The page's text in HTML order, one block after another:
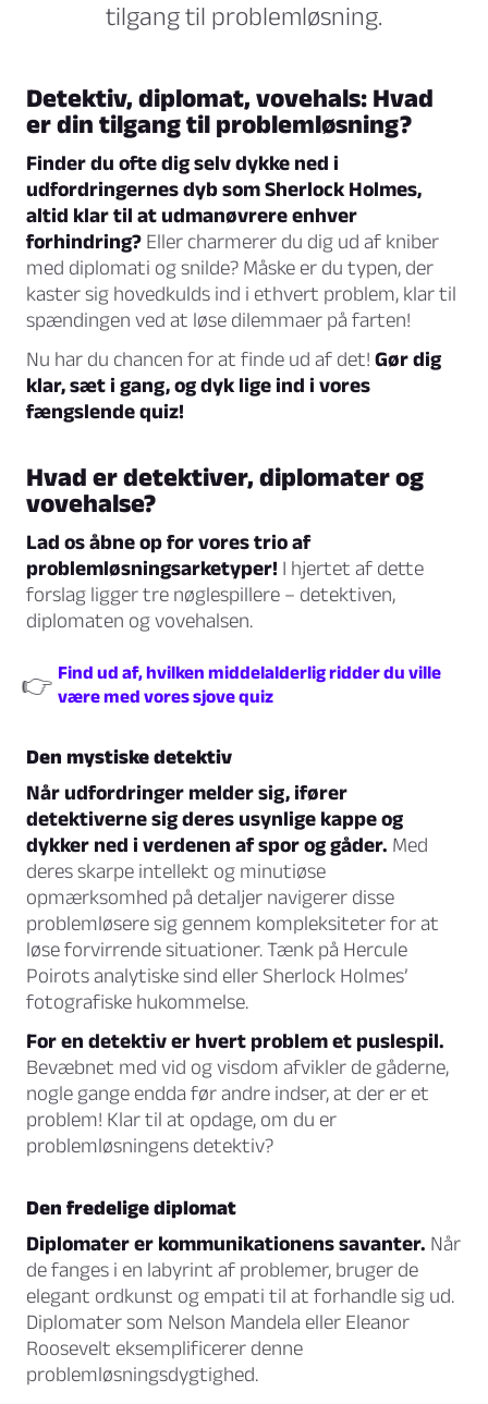
tilgang til problemløsning.
Detektiv, diplomat, vovehals: Hvad
er din tilgang til problemløsning?
Finder du ofte dig selv dykke ned i
udfordringernes dyb som Sherlock Holmes,
altid klar til at udmanøvrere enhver
forhindring? Eller charmerer du dig ud af kniber
med diplomati og snilde? Måske er du typen, der
kaster sig hovedkulds ind i ethvert problem, klar til
spændingen ved at løse dilemmaer på farten!
Nu har du chancen for at finde ud af det! Gør dig
klar, sæt i gang, og dyk lige ind i vores
fængslende quiz!
Hvad er detektiver, diplomater og
vovehalse?
Lad os åbne op for vores trio af
problemløsningsarketyper! I hjertet af dette
forslag ligger tre nøglespillere – detektiven,
diplomaten og vovehalsen.
👉 Find ud af, hvilken middelalderlig ridder du ville
være med vores sjove quiz
Den mystiske detektiv
Når udfordringer melder sig, ifører
detektiverne sig deres usynlige kappe og
dykker ned i verdenen af spor og gåder. Med
deres skarpe intellekt og minutiøse
opmærksomhed på detaljer navigerer disse
problemløsere sig gennem kompleksiteter for at
løse forvirrende situationer. Tænk på Hercule
Poirots analytiske sind eller Sherlock Holmes’
fotografiske hukommelse.
For en detektiv er hvert problem et puslespil.
Bevæbnet med vid og visdom afvikler de gåderne,
nogle gange endda før andre indser, at der er et
problem! Klar til at opdage, om du er
problemløsningens detektiv?
Den fredelige diplomat
Diplomater er kommunikationens savanter. Når
de fanges i en labyrint af problemer, bruger de
elegant ordkunst og empati til at forhandle sig ud.
Diplomater som Nelson Mandela eller Eleanor
Roosevelt eksemplificerer denne
problemløsningsdygtighed.